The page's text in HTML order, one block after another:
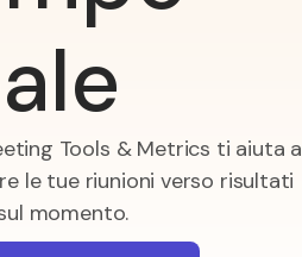
Tools & Metrics ti aiuta a
le tue riunioni verso risultati
momento.